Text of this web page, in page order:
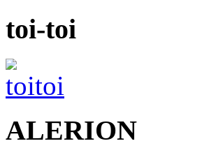
toi-toi
ALERION